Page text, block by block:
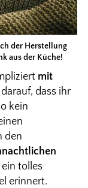
der Herstellung
aus der Küche!
mit
dass ihr
kein
den
tolles
erinnert.